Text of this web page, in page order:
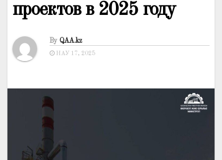
проектов в 2025 году
By QAA.kz
НАУ 17, 2025